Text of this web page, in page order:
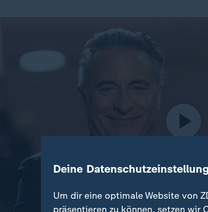
Deine
Um dir eine optimale Website von
präsentieren zu können, setzen wir